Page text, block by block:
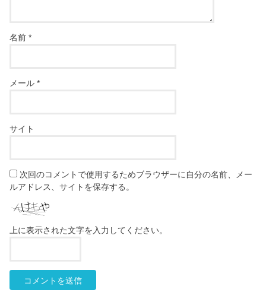
名前*
メール*
サイト
次回のコメントで使用するためブラウザーに自分の名前、メー
ルアドレス、サイトを保存する。
上に表示された文字を入力してください。